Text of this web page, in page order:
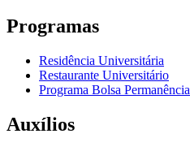
Programas
Residência Universitária
Restaurante Universitário
Programa Bolsa Permanência
Auxílios